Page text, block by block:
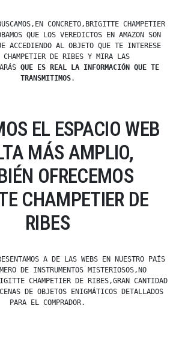
CONCRETO,BRIGITTE CHAMPETIER
QUE LOS VEREDICTOS EN AMAZON SON
ACCEDIENDO AL OBJETO QUE TE INTERESE
CHAMPETIER DE RIBES Y MIRA LAS
QUE ES REAL LA INFORMACIÓN QUE TE
TRANSMITIMOS.
EL ESPACIO WEB
MÁS AMPLIO,
OFRECEMOS
CHAMPETIER DE
RIBES
A DE LAS WEBS EN NUESTRO PAÍS
DE INSTRUMENTOS MISTERIOSOS,NO
CHAMPETIER DE RIBES,GRAN CANTIDAD
DE OBJETOS ENIGMÁTICOS DETALLADOS
PARA EL COMPRADOR.